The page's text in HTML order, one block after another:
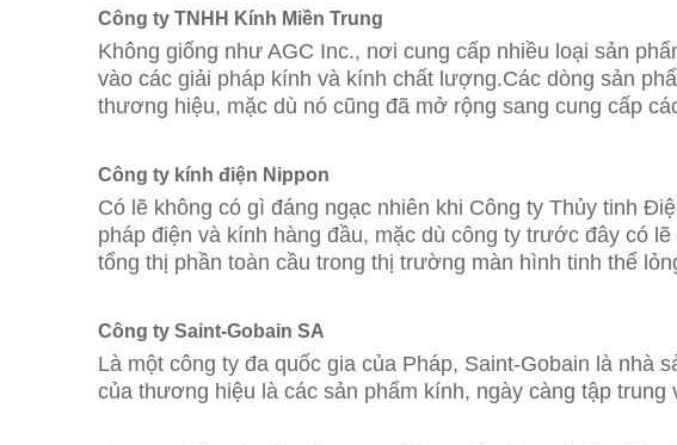
Công ty TNHH Kính Miền Trung
Không giống như AGC Inc., nơi cung cấp nhiều loại sản
vào các giải pháp kính và kính chất lượng.Các dòng sản
thương hiệu, mặc dù nó cũng đã mở rộng sang cung cấp
Công ty kính điện Nippon
Có lẽ không có gì đáng ngạc nhiên khi Công ty Thủy tinh
pháp điện và kính hàng đầu, mặc dù công ty trước đây có
tổng thị phần toàn cầu trong thị trường màn hình tinh thể
Công ty Saint-Gobain SA
Là một công ty đa quốc gia của Pháp, Saint-Gobain là nhà
của thương hiệu là các sản phẩm kính, ngày càng tập trung